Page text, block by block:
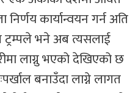
कार्यान्वयन गर्न अति
ट्रम्पले भने अब त्यसलाई
लाग्नु भएको देखिएको छ
बनाउँदा लाग्ने लागत